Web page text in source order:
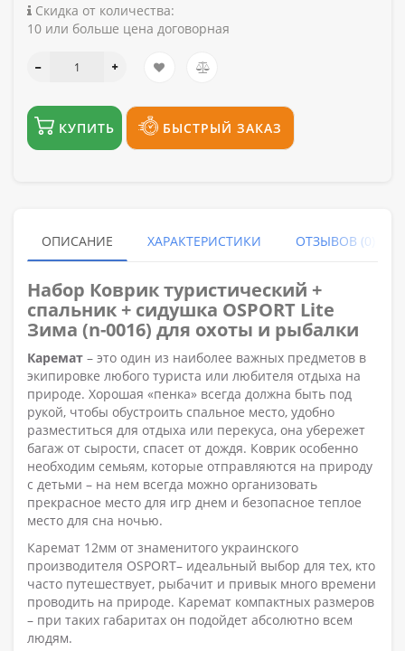
Скидка от количества:
10 или больше цена договорная
КУПИТЬ БЫСТРЫЙ ЗАКАЗ
ОПИСАНИЕ ХАРАКТЕРИСТИКИ ОТЗЫВОВ (0)
Набор Коврик туристический +
спальник + сидушка OSPORT Lite
Зима (n-0016) для охоты и рыбалки
Каремат – это один из наиболее важных предметов в
экипировке любого туриста или любителя отдыха на
природе. Хорошая «пенка» всегда должна быть под
рукой, чтобы обустроить спальное место, удобно
разместиться для отдыха или перекуса, она убережет
багаж от сырости, спасет от дождя. Коврик особенно
необходим семьям, которые отправляются на природу
с детьми – на нем всегда можно организовать
прекрасное место для игр днем и безопасное теплое
место для сна ночью.
Каремат 12мм от знаменитого украинского
производителя OSPORT– идеальный выбор для тех, кто
часто путешествует, рыбачит и привык много времени
проводить на природе. Каремат компактных размеров
– при таких габаритах он подойдет абсолютно всем
людям.